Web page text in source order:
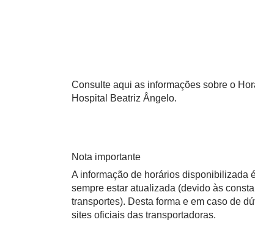
Consulte aqui as informações sobre o
Hospital Beatriz Ângelo.
Nota importante
A informação de horários disponibilizada
sempre estar atualizada (devido às
transportes). Desta forma e em caso de
sites oficiais das transportadoras.